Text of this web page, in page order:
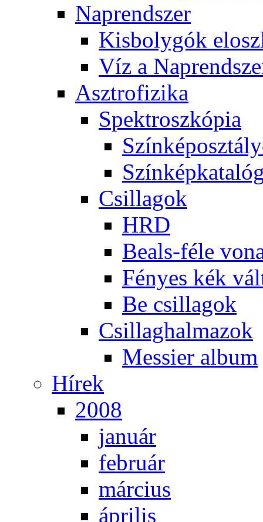
Nap­rend­szer
Kis­boly­gók
Víz a
Aszt­ro­fi­zi­ka
Spekt­rosz­kó­pia
Csil­la­gok
HRD
Be­als-fé­le
Fé­nyes kék
Be csil­la­gok
Csil­lag­hal­ma­zok
Mes­si­er al­bum
Hí­rek
2008
ja­nu­ár
feb­ru­ár
már­ci­us
áp­ri­lis